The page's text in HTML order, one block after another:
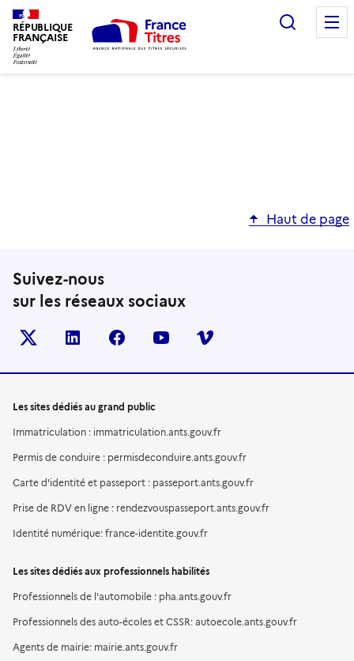
RÉPUBLIQUE
FRANÇAISE
Haut de page
Suivez-nous
sur les réseaux sociaux
X (anciennement TWITTER)
LINKEDINFACEBOOKYOUTUBEVIMEO
Les sites dédiés au grand public
Immatriculation : immatriculation.ants.gouv.fr
Permis de conduire : permisdeconduire.ants.gouv.fr
Carte d'identité et passeport : passeport.ants.gouv.fr
Prise de RDV en ligne : rendezvouspasseport.ants.gouv.fr
Identité numérique: france-identite.gouv.fr
Les sites dédiés aux professionnels habilités
Professionnels de l'automobile : pha.ants.gouv.fr
Professionnels des auto-écoles et CSSR: autoecole.ants.gouv.fr
Agents de mairie: mairie.ants.gouv.fr